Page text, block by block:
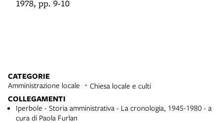
1978, pp. 9-10
CATEGORIE
Amministrazione locale Chiesa locale e culti
COLLEGAMENTI
Iperbole - Storia amministrativa - La cronologia, 1945-1980 - a
cura di Paola Furlan